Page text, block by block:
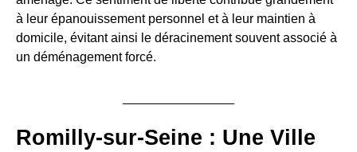
à leur épanouissement personnel et à leur maintien à
domicile, évitant ainsi le déracinement souvent associé à
un déménagement forcé.
Romilly-sur-Seine : Une Ville